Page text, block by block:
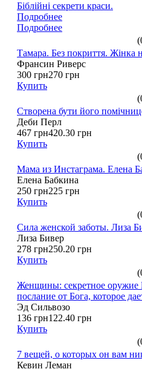
Біблійні секрети краси.
Подробнее
Подробнее
Тамара. Без покриття. Жінка
Франсин Риверс
300 грн270 грн
Купить
Створена бути його
Деби Перл
467 грн420.30 грн
Купить
Мама из Инстаграма. Елена
Елена Бабкина
250 грн225 грн
Купить
Сила женской заботы. Лиза
Лиза Бивер
278 грн250.20 грн
Купить
Женщины: секретное оружие
послание от Бога, которое
Эд Сильвозо
136 грн122.40 грн
Купить
7 вещей, о которых он вам
Кевин Леман